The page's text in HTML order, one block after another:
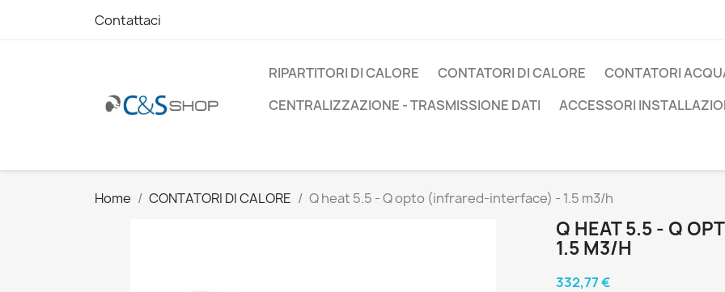
Contattaci
RIPARTITORI DI CALORE CONTATORI DI CALORE
CONTATORI
CENTRALIZZAZIONE - TRASMISSIONE DATI
ACCESSORI
Home CONTATORI DI CALORE Q heat 5.5 - Q opto (infrared-interface) - 1.5 m3/h
Q HEAT 5.5 - Q
1.5 M3/H
332,77 €